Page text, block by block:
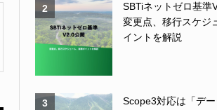
2
SBTiネットゼロ基準
変更点、移行スケジ
イントを解説
3
Scope3対応は「デ